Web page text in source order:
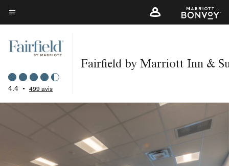
Skip
to
content
Texte du menu
4.4 • 499 avis
Fairfield by Marriott Inn &